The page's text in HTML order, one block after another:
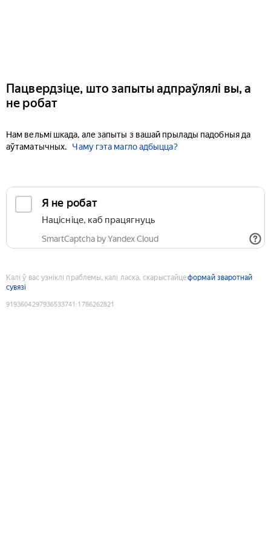
Пацвердзіце, што запыты адпраўлялі вы, а
не робат
Нам вельмі шкада, але запыты з вашай прылады падобныя да
аўтаматычных.
Чаму гэта магло адбыцца?
Я не робат
Націсніце, каб працягнуць
SmartCaptcha by Yandex Cloud
Калі ў вас узніклі праблемы, калі ласка, скарыстайцеформай зваротнай
сувязі
9193604297936533741 :1786262821